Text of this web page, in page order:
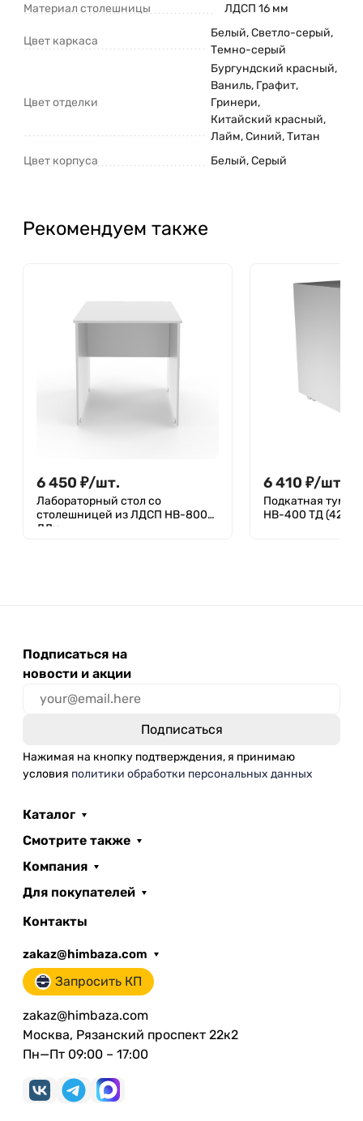
Материал столешницы ЛДСП 16 мм
Цвет каркаса
Белый,Светло-серый,
Темно-серый
Цвет отделки
Бургундский красный,
Ваниль, Графит,
Гринери,
Китайский красный,
Лайм,Синий,Титан
Цвет корпуса
Белый,Серый
Рекомендуем также
6 450 ₽/шт.
Лабораторный стол со
столешницей из ЛДСП НВ-800
ЛЛн
6 410 ₽/шт.
Подкатная тумба
НВ-400 ТД
Подписаться на
новости и акции
Нажимая на кнопку подтверждения, я принимаю
условия политики обработки персональных данных
Каталог
Смотрите также
Компания
Для покупателей
Контакты
zakaz@himbaza.com
Запросить КП
zakaz@himbaza.com
Москва, Рязанский проспект 22к2
Пн—Пт 09:00 – 17:00